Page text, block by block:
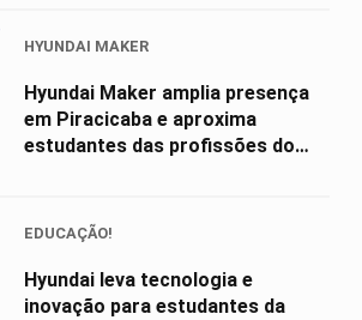
HYUNDAI MAKER
Hyundai Maker amplia presença
em Piracicaba e aproxima
estudantes das profissões do
EDUCAÇÃO!
Hyundai leva tecnologia e
inovação para estudantes da